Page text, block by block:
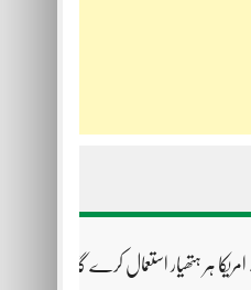
ہر ہتھیار استعمال کرے گا،